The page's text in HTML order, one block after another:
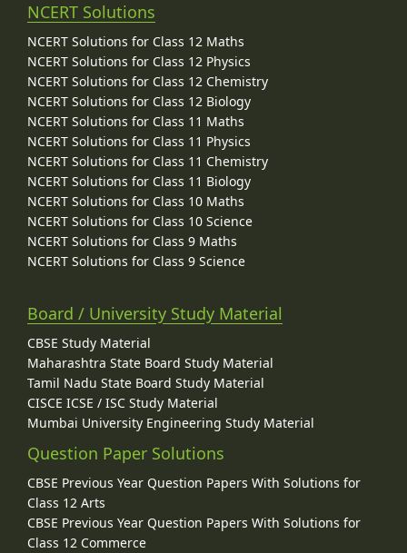
NCERT Solutions
NCERT Solutions for Class 12 Maths
NCERT Solutions for Class 12 Physics
NCERT Solutions for Class 12 Chemistry
NCERT Solutions for Class 12 Biology
NCERT Solutions for Class 11 Maths
NCERT Solutions for Class 11 Physics
NCERT Solutions for Class 11 Chemistry
NCERT Solutions for Class 11 Biology
NCERT Solutions for Class 10 Maths
NCERT Solutions for Class 10 Science
NCERT Solutions for Class 9 Maths
NCERT Solutions for Class 9 Science
Board / University Study Material
CBSE Study Material
Maharashtra State Board Study Material
Tamil Nadu State Board Study Material
CISCE ICSE / ISC Study Material
Mumbai University Engineering Study Material
Question Paper Solutions
CBSE Previous Year Question Papers With Solutions for
Class 12 Arts
CBSE Previous Year Question Papers With Solutions for
Class 12 Commerce